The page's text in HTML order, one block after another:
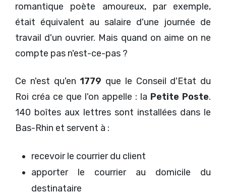
romantique poète amoureux, par exemple,
était équivalent au salaire d'une journée de
travail d'un ouvrier. Mais quand on aime on ne
compte pas n'est-ce-pas ?
Ce n'est qu'en 1779 que le Conseil d'Etat du
Roi créa ce que l'on appelle : la Petite Poste.
140 boîtes aux lettres sont installées dans le
Bas-Rhin et servent à :
recevoir le courrier du client
apporter le courrier au domicile du
destinataire